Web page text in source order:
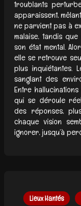
troublants
apparaissent,
ne parvient pas à
malaise, tandis
son état mental.
elle se retrouve
plus inquiétantes.
sanglant des
Entre
qui se déroule
des réponses,
chaque vision
ignorer, jusqu’à
Lieux Hantés